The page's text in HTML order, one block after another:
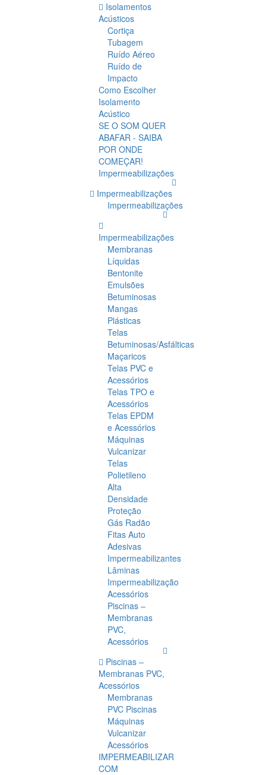
Isolamentos
Acústicos
Cortiça
Tubagem
Ruído Aéreo
Ruído de
Impacto
Como Escolher
Isolamento
Acústico
SE O SOM QUER
ABAFAR - SAIBA
POR ONDE
COMEÇAR!
Impermeabilizações
Impermeabilizações
Impermeabilizações
Impermeabilizações
Membranas
Líquidas
Bentonite
Emulsões
Betuminosas
Mangas
Plásticas
Telas
Betuminosas/Asfálticas
Maçaricos
Telas PVC e
Acessórios
Telas TPO e
Acessórios
Telas EPDM
e Acessórios
Máquinas
Vulcanizar
Telas
Polietileno
Alta
Densidade
Proteção
Gás Radão
Fitas Auto
Adesivas
Impermeabilizantes
Lâminas
Impermeabilização
Acessórios
Piscinas –
Membranas
PVC,
Acessórios
Piscinas –
Membranas PVC,
Acessórios
Membranas
PVC Piscinas
Máquinas
Vulcanizar
Acessórios
IMPERMEABILIZAR
COM